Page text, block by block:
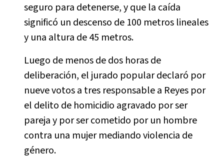
seguro para detenerse, y que la caída
significó un descenso de 100 metros lineales
y una altura de 45 metros.
Luego de menos de dos horas de
deliberación, el jurado popular declaró por
nueve votos a tres responsable a Reyes por
el delito de homicidio agravado por ser
pareja y por ser cometido por un hombre
contra una mujer mediando violencia de
género.